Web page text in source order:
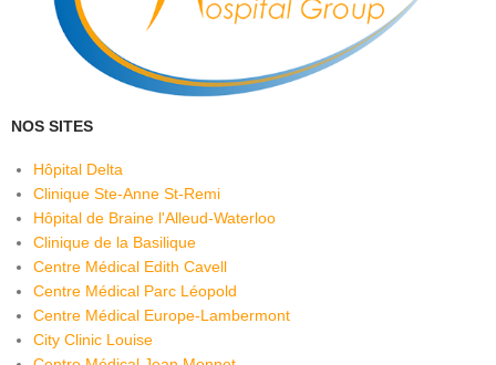
NOS SITES
Hôpital Delta
Clinique Ste-Anne St-Remi
Hôpital de Braine l'Alleud-Waterloo
Clinique de la Basilique
Centre Médical Edith Cavell
Centre Médical Parc Léopold
Centre Médical Europe-Lambermont
City Clinic Louise